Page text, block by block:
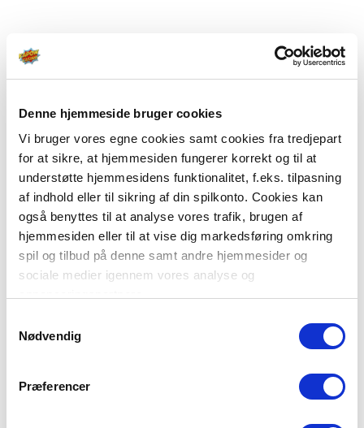
Denne hjemmeside bruger cookies
Vi bruger vores egne cookies samt cookies fra tredjepart
for at sikre, at hjemmesiden fungerer korrekt og til at
understøtte hjemmesidens funktionalitet, f.eks. tilpasning
af indhold eller til sikring af din spilkonto. Cookies kan
også benyttes til at analyse vores trafik, brugen af
hjemmesiden eller til at vise dig markedsføring omkring
spil og tilbud på denne samt andre hjemmesider og
sociale medier igennem vores analyse og
Du kan læse mere om vores brug af cookies under
"Detaljer" eller ved at klikke videre til vores Cookiepolitik,
Nødvendig
Præferencer